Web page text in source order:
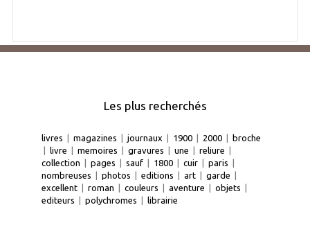
Les plus recherchés
livres | magazines | journaux | 1900 | 2000 | broche
| livre | memoires | gravures | une | reliure |
collection | pages | sauf | 1800 | cuir | paris |
nombreuses | photos | editions | art | garde |
excellent | roman | couleurs | aventure | objets |
editeurs | polychromes | librairie